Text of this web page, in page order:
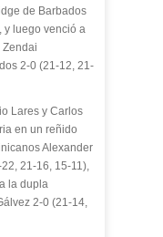
de Barbados
y luego venció a
Zendai
2-0 (21-12, 21-
Lares y Carlos
en un reñido
Alexander
21-16, 15-11),
la dupla
2-0 (21-14,